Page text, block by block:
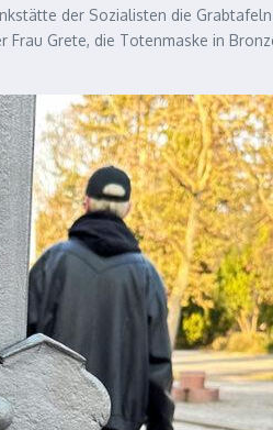
der Sozialisten die
Grete, die Totenmaske in